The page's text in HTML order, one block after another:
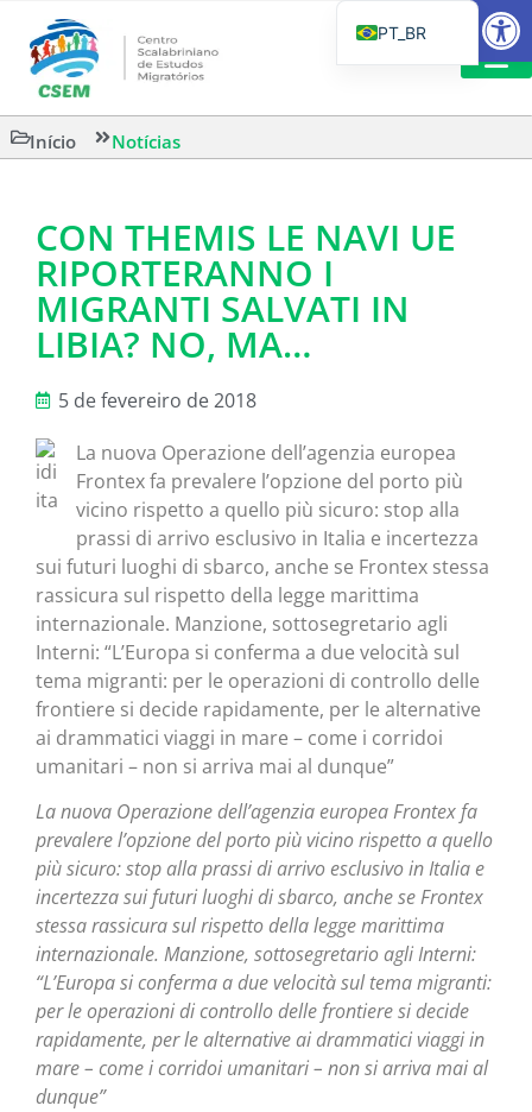
Início Notícias
CON THEMIS LE NAVI UE
RIPORTERANNO I
MIGRANTI SALVATI IN
LIBIA? NO, MA…
5 de fevereiro de 2018
La nuova Operazione dell’agenzia europea
Frontex fa prevalere l’opzione del porto più
vicino rispetto a quello più sicuro: stop alla
prassi di arrivo esclusivo in Italia e incertezza
sui futuri luoghi di sbarco, anche se Frontex stessa
rassicura sul rispetto della legge marittima
internazionale. Manzione, sottosegretario agli
Interni: “L’Europa si conferma a due velocità sul
tema migranti: per le operazioni di controllo delle
frontiere si decide rapidamente, per le alternative
ai drammatici viaggi in mare – come i corridoi
umanitari – non si arriva mai al dunque”
La nuova Operazione dell’agenzia europea Frontex fa
prevalere l’opzione del porto più vicino rispetto a quello
più sicuro: stop alla prassi di arrivo esclusivo in Italia e
incertezza sui futuri luoghi di sbarco, anche se Frontex
stessa rassicura sul rispetto della legge marittima
internazionale. Manzione, sottosegretario agli Interni:
“L’Europa si conferma a due velocità sul tema migranti:
per le operazioni di controllo delle frontiere si decide
rapidamente, per le alternative ai drammatici viaggi in
mare – come i corridoi umanitari – non si arriva mai al
dunque”
PT_BR
IT